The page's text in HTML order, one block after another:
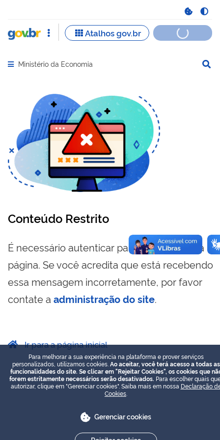
Abrir menu principal de navegação
Ministério da Economia
Conteúdo Restrito
É necessário autenticar para visualizar essa
página. Se você acredita que está recebendo
essa mensagem incorretamente, por favor
contate a administração do site.
Ir para a página inicial
Para melhorar a sua experiência na plataforma e prover serviços
personalizados, utilizamos cookies. Ao aceitar, você terá acesso a todas as
funcionalidades do site. Se clicar em "Rejeitar Cookies", os cookies que
forem estritamente necessários serão desativados. Para escolher quais
autorizar, clique em "Gerenciar cookies". Saiba mais em nossa Declaração
Cookies
Gerenciar cookies